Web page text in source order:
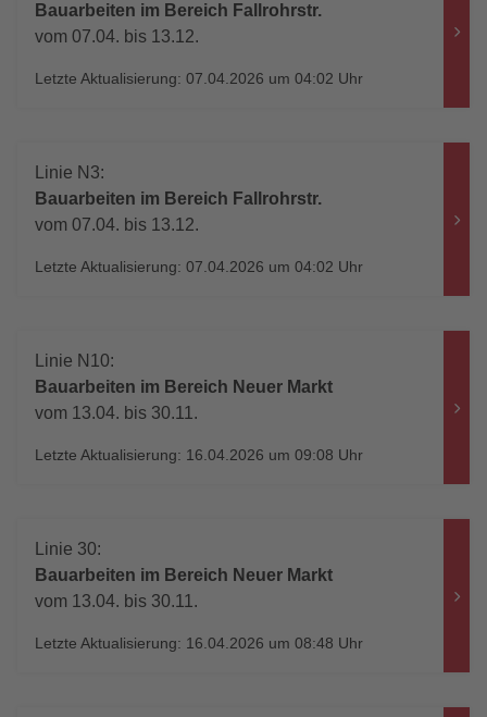
Bauarbeiten im Bereich Fallrohrstr.
vom 07.04. bis 13.12.
Letzte Aktualisierung: 07.04.2026 um 04:02 Uhr
Linie N3:
Bauarbeiten im Bereich Fallrohrstr.
vom 07.04. bis 13.12.
Letzte Aktualisierung: 07.04.2026 um 04:02 Uhr
Linie N10:
Bauarbeiten im Bereich Neuer Markt
vom 13.04. bis 30.11.
Letzte Aktualisierung: 16.04.2026 um 09:08 Uhr
Linie 30:
Bauarbeiten im Bereich Neuer Markt
vom 13.04. bis 30.11.
Letzte Aktualisierung: 16.04.2026 um 08:48 Uhr